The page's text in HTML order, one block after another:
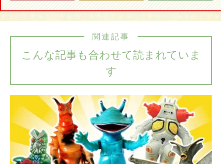
こんな記事も合わせて読まれていま
す
関連記事